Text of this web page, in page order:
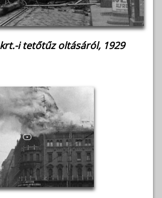
i tetőtűz oltásáról, 1929